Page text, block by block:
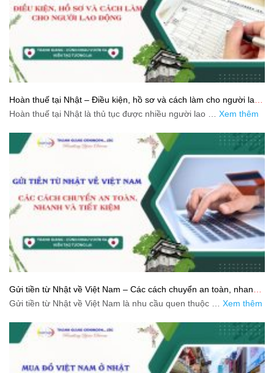
Hoàn thuế tại Nhật – Điều kiện, hồ sơ và cách làm cho người lao
động
Hoàn thuế tại Nhật là thủ tục được nhiều người lao … Xem thêm
Gửi tiền từ Nhật về Việt Nam – Các cách chuyển an toàn, nhanh
và tiết kiệm
Gửi tiền từ Nhật về Việt Nam là nhu cầu quen thuộc … Xem thêm